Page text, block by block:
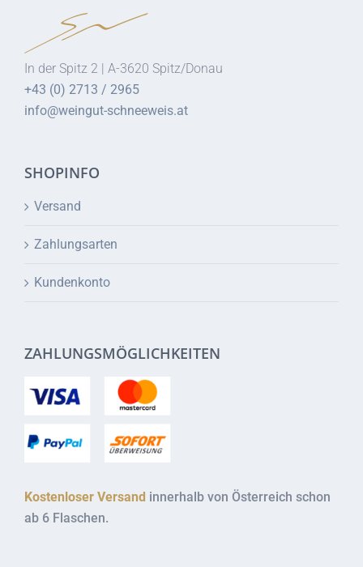
In der Spitz 2 | A-3620 Spitz/Donau
+43 (0) 2713 / 2965
info@weingut-schneeweis.at
SHOPINFO
Versand
Zahlungsarten
Kundenkonto
ZAHLUNGSMÖGLICHKEITEN
Kostenloser Versand innerhalb von Österreich schon
ab 6 Flaschen.